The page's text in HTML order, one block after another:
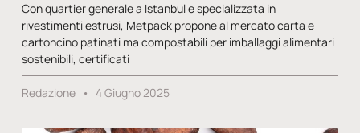
Con quartier generale a Istanbul e specializzata in
rivestimenti estrusi, Metpack propone al mercato carta e
cartoncino patinati ma compostabili per imballaggi alimentari
sostenibili, certificati
Redazione 4 Giugno 2025